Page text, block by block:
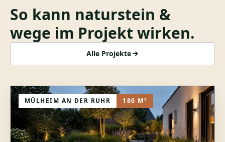
So kann naturstein &
wege im Projekt wirken.
Alle Projekte
MÜLHEIM AN DER RUHR 180 M²